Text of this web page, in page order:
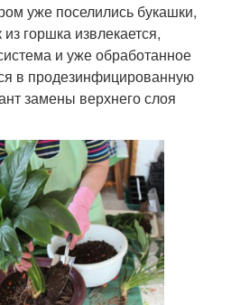
уже поселились букашки,
горшка извлекается,
и уже обработанное
в продезинфицированную
замены верхнего слоя